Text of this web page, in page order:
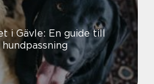
i Gävle: En guide till